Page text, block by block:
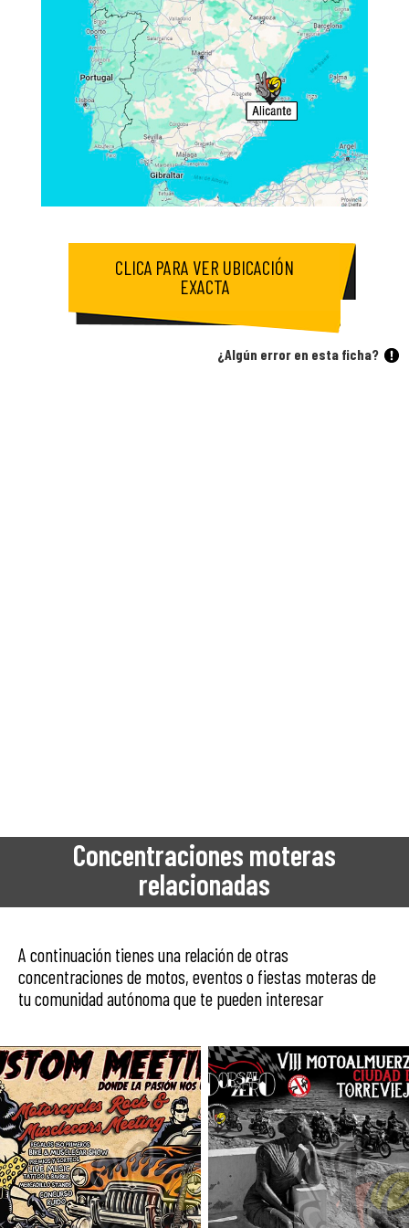
CLICA PARA VER UBICACIÓN
EXACTA
¿Algún error en esta ficha?
Concentraciones moteras
relacionadas
A continuación tienes una relación de otras
concentraciones de motos, eventos o fiestas moteras de
tu comunidad autónoma que te pueden interesar